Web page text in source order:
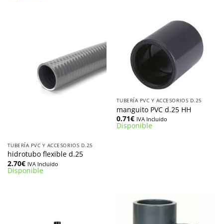
TUBERÍA PVC Y ACCESORIOS D.25
hidrotubo flexible d.25
2.70€ IVA Incluido
Disponible
TUBERÍA PVC Y ACCESORIOS D.25
manguito PVC d.25 HH
0.71€ IVA Incluido
Disponible